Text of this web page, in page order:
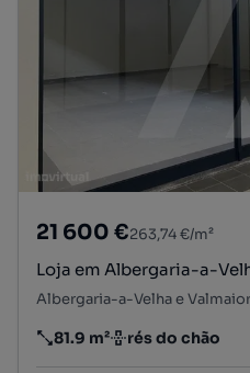
21 600 €263,74 €/m²
Loja em Albergaria-a-
Albergaria-a-Velha e
Preço por metro quadrado
81.9 m²
Andar rés do chão